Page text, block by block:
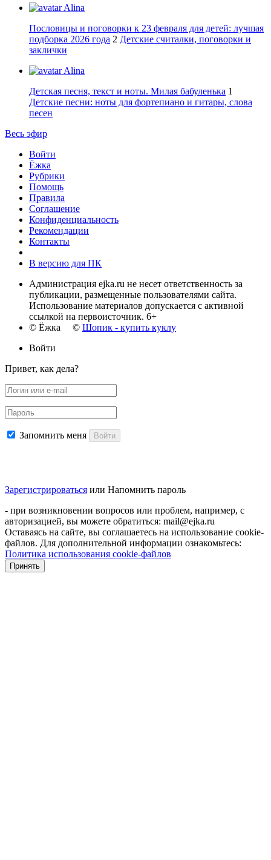
Alina
Пословицы и поговорки к 23 февраля для детей: лучшая
подборка 2026 года 2 Детские считалки, поговорки и
заклички
Alina
Детская песня, текст и ноты. Милая бабуленька 1
Детские песни: ноты для фортепиано и гитары, слова
песен
Весь эфир
Войти
Ёжка
Рубрики
Помощь
Правила
Соглашение
Конфиденциальность
Рекомендации
Контакты
В версию для ПК
Администрация ejka.ru не несет ответственность за
публикации, размещенные пользователями сайта.
Использование материалов допускается с активной
ссылкой на первоисточник. 6+
© Ёжка © Шопик - купить куклу
Войти
Привет, как дела?
Запомнить меня Войти
Зарегистрироваться или Напомнить пароль
- при возникновении вопросов или проблем, например, с
авторизацией, вы можете обратиться: mail@ejka.ru
Оставаясь на сайте, вы соглашаетесь на использование cookie-
файлов. Для дополнительной информации ознакомьтесь:
Политика использования cookie-файлов
Принять